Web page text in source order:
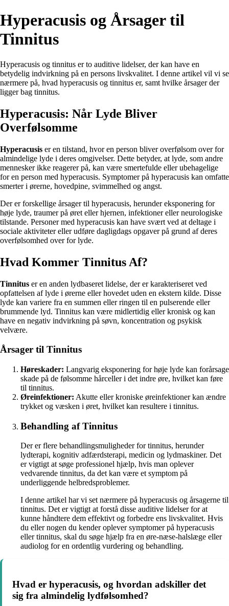
Hyperacusis og Årsager til
Tinnitus
Hyperacusis og tinnitus er to auditive lidelser, der kan have en
betydelig indvirkning på en persons livskvalitet. I denne artikel vil vi se
nærmere på, hvad hyperacusis og tinnitus er, samt hvilke årsager der
ligger bag tinnitus.
Hyperacusis: Når Lyde Bliver
Overfølsomme
Hyperacusis er en tilstand, hvor en person bliver overfølsom over for
almindelige lyde i deres omgivelser. Dette betyder, at lyde, som andre
mennesker ikke reagerer på, kan være smertefulde eller ubehagelige
for en person med hyperacusis. Symptomer på hyperacusis kan omfatte
smerter i ørerne, hovedpine, svimmelhed og angst.
Der er forskellige årsager til hyperacusis, herunder eksponering for
høje lyde, traumer på øret eller hjernen, infektioner eller neurologiske
tilstande. Personer med hyperacusis kan have svært ved at deltage i
sociale aktiviteter eller udføre dagligdags opgaver på grund af deres
overfølsomhed over for lyde.
Hvad Kommer Tinnitus Af?
Tinnitus er en anden lydbaseret lidelse, der er karakteriseret ved
opfattelsen af lyde i ørerne eller hovedet uden en ekstern kilde. Disse
lyde kan variere fra en summen eller ringen til en pulserende eller
brummende lyd. Tinnitus kan være midlertidig eller kronisk og kan
have en negativ indvirkning på søvn, koncentration og psykisk
velvære.
Årsager til Tinnitus
Høreskader: Langvarig eksponering for høje lyde kan forårsage
skade på de følsomme hårceller i det indre øre, hvilket kan føre
til tinnitus.
Øreinfektioner: Akutte eller kroniske øreinfektioner kan ændre
trykket og væsken i øret, hvilket kan resultere i tinnitus.
Behandling af Tinnitus
Der er flere behandlingsmuligheder for tinnitus, herunder
lydterapi, kognitiv adfærdsterapi, medicin og lydmaskiner. Det
er vigtigt at søge professionel hjælp, hvis man oplever
vedvarende tinnitus, da det kan være et symptom på
underliggende helbredsproblemer.
I denne artikel har vi set nærmere på hyperacusis og årsagerne til
tinnitus. Det er vigtigt at forstå disse auditive lidelser for at
kunne håndtere dem effektivt og forbedre ens livskvalitet. Hvis
du eller nogen du kender oplever symptomer på hyperacusis
eller tinnitus, skal du søge hjælp fra en øre-næse-halslæge eller
audiolog for en ordentlig vurdering og behandling.
Hvad er hyperacusis, og hvordan adskiller det
sig fra almindelig lydfølsomhed?